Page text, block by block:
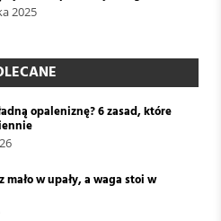
2025
opaleniznę? 6 zasad, które
mało w upały, a waga stoi w